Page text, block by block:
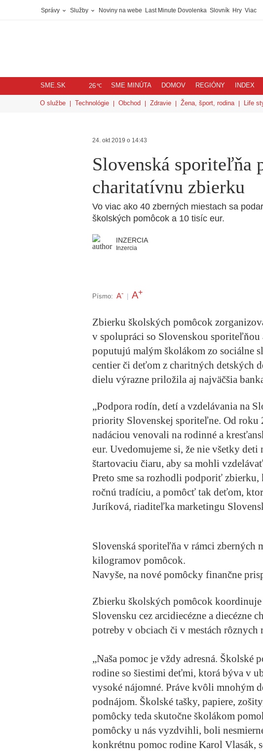
Správy Služby Noviny na webe Last Minute Dovolenka Slovník Hry Viac
SME.SK 26℃ SME MINÚTA DOMOV REGIÓNY INDEX
O službe Technológie Obchod Zdravie Žena, šport, rodina Life
24. okt 2019 o 14:43
Slovenská sporiteľňa
charitatívnu zbierku
Vo viac ako 40 zberných miestach sa
školských pomôcok a 10 tisíc eur.
INZERCIA
Inzercia
Písmo: A- A+
Zbierku školských pomôcok
v spolupráci so Slovenskou sporiteľňou
poputujú malým školákom zo sociálne
centier či deťom z charitných detských
dielu výrazne priložila aj najväčšia
„Podpora rodín, detí a vzdelávania na
priority Slovenskej sporiteľne. Od roku
nadáciou venovali na rodinné a
eur. Uvedomujeme si, že nie všetky
štartovaciu čiaru, aby sa mohli
Preto sme sa rozhodli podporiť zbierku,
ročnú tradíciu, a pomôcť tak deťom,
Juríková, riaditeľka marketingu
Slovenská sporiteľňa v rámci zberných
kilogramov pomôcok.
Navyše, na nové pomôcky finančne
Zbierku školských pomôcok
Slovensku cez arcidiecézne a diecézne
potreby v obciach či v mestách rôznych
„Naša pomoc je vždy adresná. Školské
rodine so šiestimi deťmi, ktorá býva v
vysoké nájomné. Práve kvôli mnohým
podnájom. Školské tašky, papiere,
pomôcky teda skutočne školákom
pomôcky u nás vyzdvihli, boli
konkrétnu pomoc rodine Karol Vlasák,